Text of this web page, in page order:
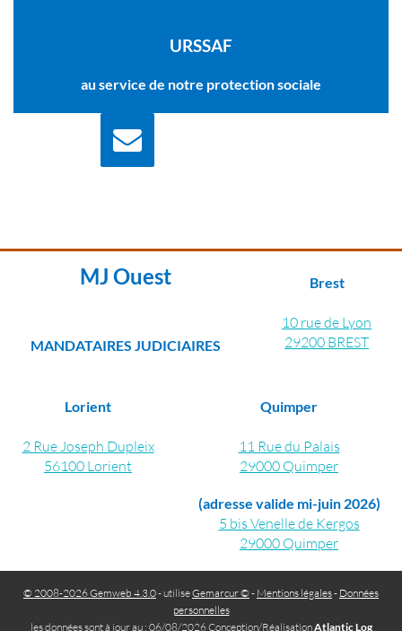
URSSAF
au service de notre protection sociale
MJ Ouest
MANDATAIRES JUDICIAIRES
Brest
10 rue de Lyon
29200 BREST
Lorient
2 Rue Joseph Dupleix
56100 Lorient
Quimper
11 Rue du Palais
29000 Quimper
(adresse valide mi-juin 2026)
5 bis Venelle de Kergos
29000 Quimper
© 2008-2026 Gemweb 4.3.0- utiliseGemarcur © - Mentions légales- Données
personnelles
les données sont à jour au : 06/08/2026 Conception/RéalisationAtlantic Log